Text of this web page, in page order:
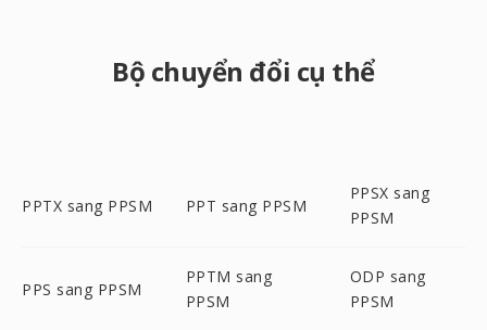
Bộ chuyển đổi cụ thể
PPTX sang PPSM PPT sang PPSM
PPSX sang
PPSM
PPS sang PPSM
PPTM sang
PPSM
ODP sang
PPSM